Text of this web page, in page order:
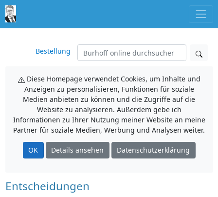
Bestellung
Diese Homepage verwendet Cookies, um Inhalte und
Anzeigen zu personalisieren, Funktionen für soziale
Medien anbieten zu können und die Zugriffe auf die
Website zu analysieren. Außerdem gebe ich
Informationen zu Ihrer Nutzung meiner Website an meine
Partner für soziale Medien, Werbung und Analysen weiter.
OK Details ansehen Datenschutzerklärung
Entscheidungen